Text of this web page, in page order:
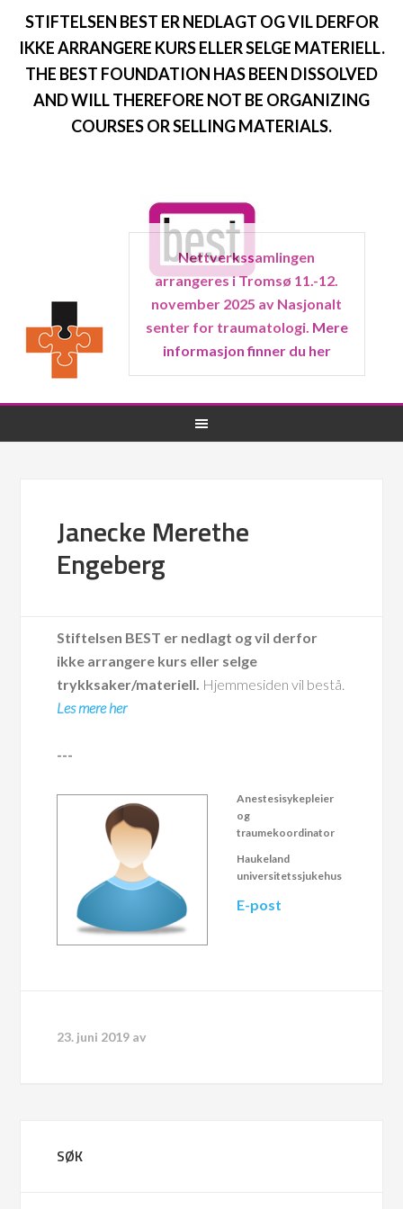
STIFTELSEN BEST ER NEDLAGT OG VIL DERFOR
IKKE ARRANGERE KURS ELLER SELGE MATERIELL.
THE BEST FOUNDATION HAS BEEN DISSOLVED
AND WILL THEREFORE NOT BE ORGANIZING
COURSES OR SELLING MATERIALS.
Nettverkssamlingen
arrangeres i Tromsø 11.-12.
november 2025 av Nasjonalt
senter for traumatologi. Mere
informasjon finner du her
Janecke Merethe
Engeberg
Stiftelsen BEST er nedlagt og vil derfor
ikke arrangere kurs eller selge
trykksaker/materiell. Hjemmesiden vil bestå.
Les mere her
---
Anestesisykepleier
og
traumekoordinator
Haukeland
universitetssjukehus
E-post
23. juni 2019 av
SØK